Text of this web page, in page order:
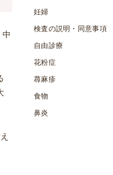
中
妊婦
検査の説明・同意事項
自由診療
花粉症
蕁麻疹
食物
鼻炎